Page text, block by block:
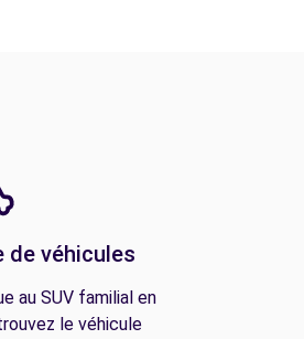
de véhicules
au SUV familial en
le véhicule